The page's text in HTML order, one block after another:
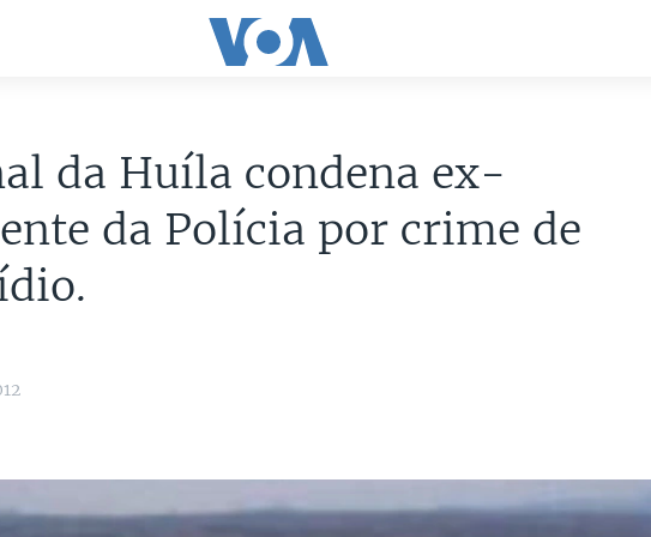
da Huíla condena ex-
da Polícia por crime de